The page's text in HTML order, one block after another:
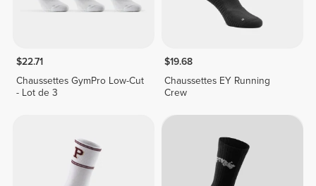
$22.71
Chaussettes GymPro Low-Cut
- Lot de 3
$19.68
Chaussettes EY Running
Crew